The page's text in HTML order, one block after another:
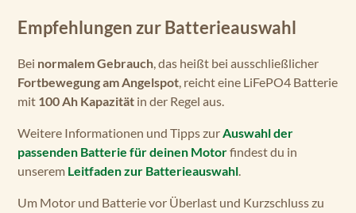
Empfehlungen zur Batterieauswahl
Bei normalem Gebrauch, das heißt bei ausschließlicher
Fortbewegung am Angelspot, reicht eine LiFePO4 Batterie
mit 100 Ah Kapazität in der Regel aus.
Weitere Informationen und Tipps zurAuswahl der
passenden Batterie für deinen Motorfindest du in
unserem Leitfaden zur Batterieauswahl.
Um Motor und Batterie vor Überlast und Kurzschluss zu